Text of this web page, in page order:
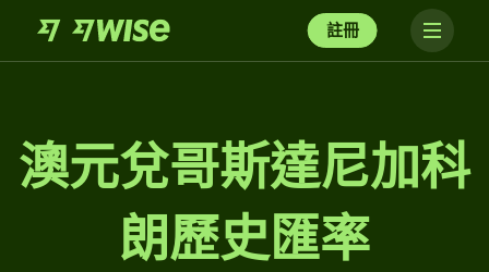
註冊
澳元兌哥斯達尼加科
朗歷史匯率